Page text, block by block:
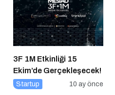
3F 1M Etkinliği 15
Ekim’de Gerçekleşecek!
Startup 10 ay önce